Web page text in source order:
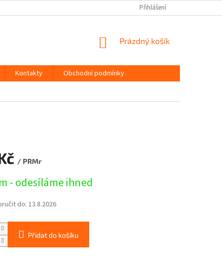
Přihlášení
NÁKUPNÍ
Prázdný košík
Kontakty
Obchodní podmínky
/ PRMr
- odesíláme ihned
do: 13.8.2026
Přidat do košíku